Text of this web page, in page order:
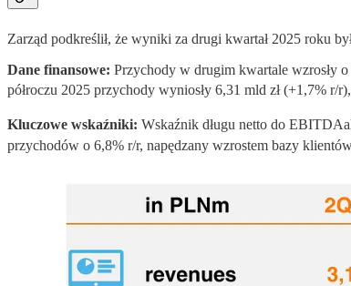
Zarząd podkreślił, że wyniki za drugi kwartał 2025 roku
Dane finansowe: Przychody w drugim kwartale wzrosły
półroczu 2025 przychody wyniosły 6,31 mld zł (+1,7%
Kluczowe wskaźniki: Wskaźnik długu netto do
przychodów o 6,8% r/r, napędzany wzrostem bazy